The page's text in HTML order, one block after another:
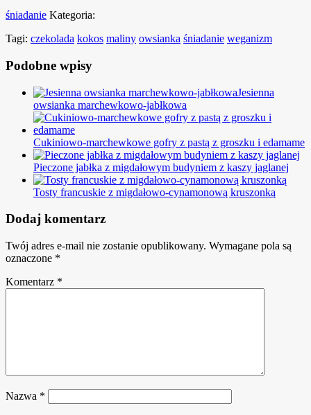
śniadanie Kategoria:
Tagi: czekolada kokos maliny owsianka śniadanie weganizm
Podobne wpisy
Jesienna
owsianka marchewkowo-jabłkowa
Cukiniowo-marchewkowe gofry z pastą z groszku i edamame
Pieczone jabłka z migdałowym budyniem z kaszy jaglanej
Tosty francuskie z migdałowo-cynamonową kruszonką
Dodaj komentarz
Twój adres e-mail nie zostanie opublikowany. Wymagane pola są
oznaczone *
Komentarz *
Nazwa *